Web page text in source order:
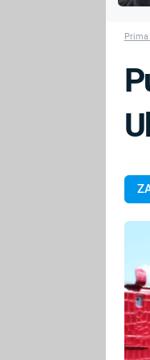
PRVNÍ SVĚTOVÁ